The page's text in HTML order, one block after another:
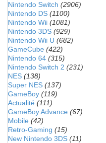
Nintendo Switch (2906)
Nintendo DS (1100)
Nintendo Wii (1081)
Nintendo 3DS (929)
Nintendo Wii U (682)
GameCube (422)
Nintendo 64 (315)
Nintendo Switch 2 (231)
NES (138)
Super NES (137)
GameBoy (119)
Actualité (111)
GameBoy Advance (67)
Mobile (42)
Retro-Gaming (15)
New Nintendo 3DS (11)